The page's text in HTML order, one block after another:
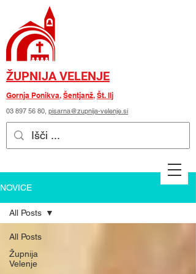
ŽUPNIJA VELENJE
Gornja Ponikva, Šentjanž, Št. Ilj
03 897 56 80, pisarna@zupnija-velenje.si
NOVICE
All Posts
Župnija
Velenje
All Posts